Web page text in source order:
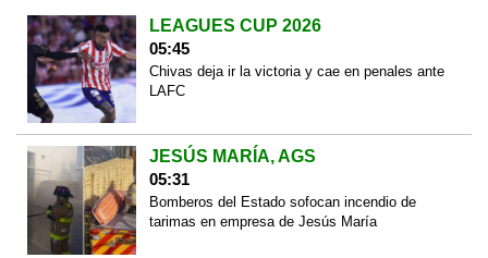
LEAGUES CUP 2026
05:45
Chivas deja ir la victoria y cae en penales ante
LAFC
JESÚS MARÍA, AGS
05:31
Bomberos del Estado sofocan incendio de
tarimas en empresa de Jesús María